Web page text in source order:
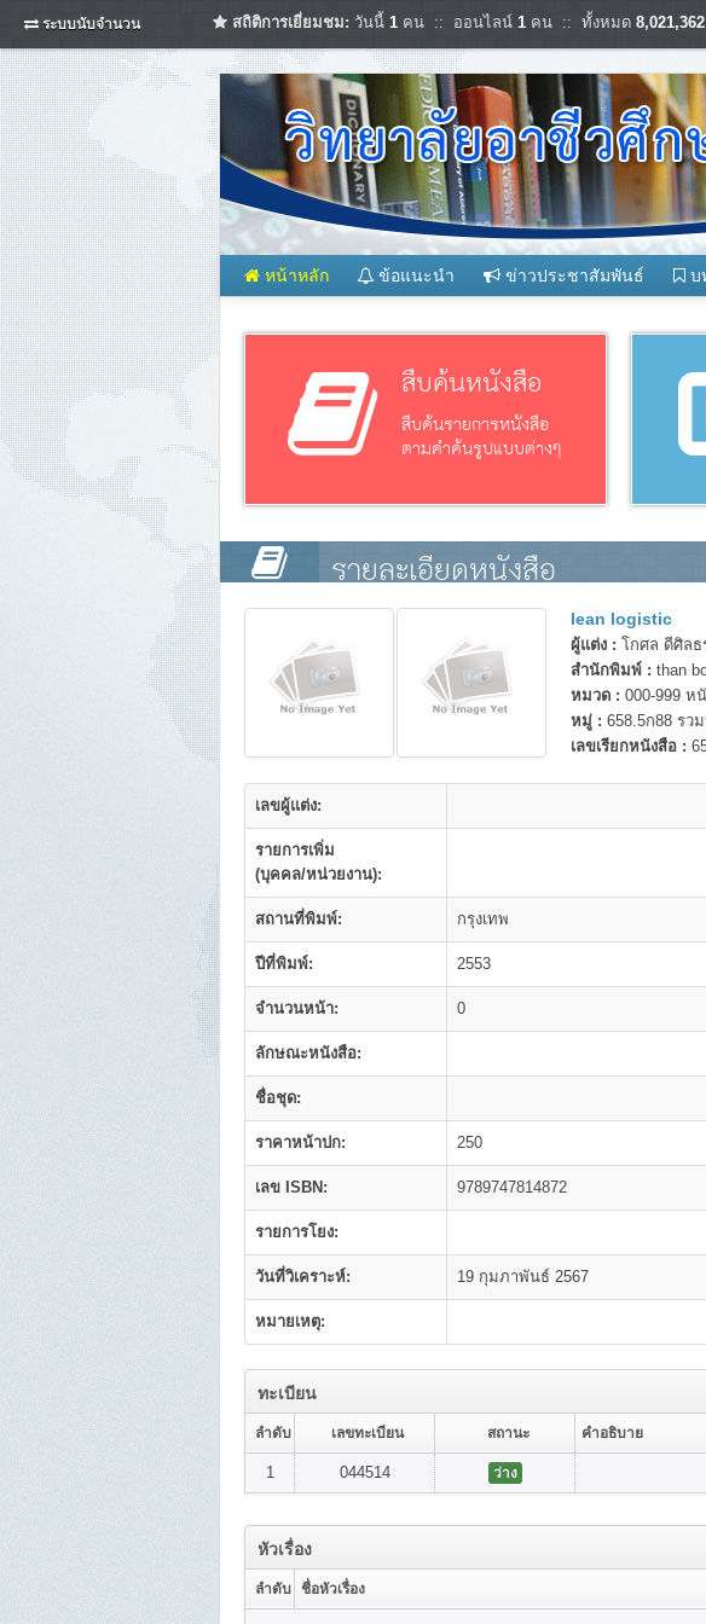
ระบบนับจำนวน สถิติการเยี่ยมชม: วันนี้ 1 คน :: ออนไลน์ 1 คน :: ทั้งหมด 8,021,362
หน้าหลัก ข้อแนะนำ ข่าวประชาสัมพันธ์ บ
สืบค้นหนังสือ
สืบค้นรายการหนังสือ
ตามคำค้นรูปแบบต่างๆ
รายละเอียดหนังสือ
lean logistic
ผู้แต่ง : โกศล ดีศิลธ
สำนักพิมพ์ : than
หมวด : 000-999 ห
หมู่ : 658.5ก88 รว
เลขเรียกหนังสือ :
เลขผู้แต่ง:
รายการเพิ่ม
(บุคคล/หน่วยงาน):
สถานที่พิมพ์: กรุงเทพ
ปีที่พิมพ์: 2553
จำนวนหน้า: 0
ลักษณะหนังสือ:
ชื่อชุด:
ราคาหน้าปก: 250
เลข ISBN: 9789747814872
รายการโยง:
วันที่วิเคราะห์: 19 กุมภาพันธ์ 2567
หมายเหตุ:
ทะเบียน
ลำดับ เลขทะเบียน สถานะ คำอธิบาย
1 044514 ว่าง
หัวเรื่อง
ลำดับ ชื่อหัวเรื่อง